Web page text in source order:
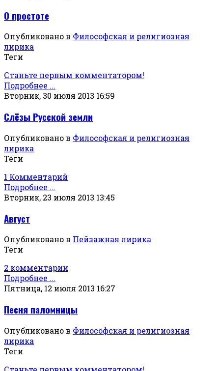
О простоте
Опубликовано в Философская и религиозная
лирика
Теги
Станьте первым комментатором!
Подробнее ...
Вторник, 30 июля 2013 16:59
Слёзы Русской земли
Опубликовано в Философская и религиозная
лирика
Теги
1 Комментарий
Подробнее ...
Вторник, 23 июля 2013 13:45
Август
Опубликовано в Пейзажная лирика
Теги
2 комментарии
Подробнее ...
Пятница, 12 июля 2013 16:27
Песня паломницы
Опубликовано в Философская и религиозная
лирика
Теги